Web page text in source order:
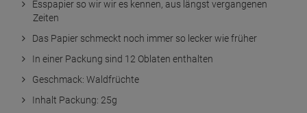
Esspapier so wir wir es kennen, aus längst vergangenen
Zeiten
Das Papier schmeckt noch immer so lecker wie früher
In einer Packung sind 12 Oblaten enthalten
Geschmack: Waldfrüchte
Inhalt Packung: 25g